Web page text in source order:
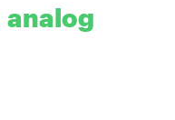
analog